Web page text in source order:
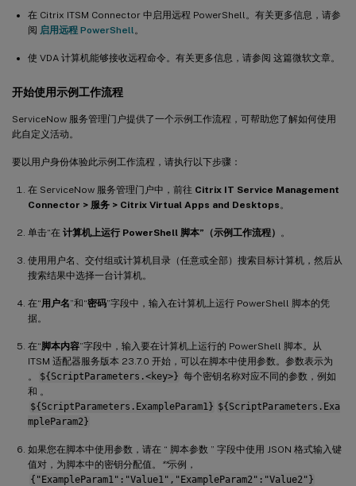
在 Citrix ITSM Connector 中启用远程 PowerShell。有关更多信息，请参
阅 启用远程 PowerShell。
使 VDA 计算机能够接收远程命令。有关更多信息，请参阅 这篇微软文章。
开始使用示例工作流程
ServiceNow 服务管理门户提供了一个示例工作流程，可帮助您了解如何使用
此自定义活动。
要以用户身份体验此示例工作流程，请执行以下步骤：
在 ServiceNow 服务管理门户中，前往 Citrix IT Service Management
Connector > 服务 > Citrix Virtual Apps and Desktops。
单击“在 计算机上运行 PowerShell 脚本”（示例工作流程） 。
使用用户名、交付组或计算机目录（任意或全部）搜索目标计算机，然后从
搜索结果中选择一台计算机。
在“用户名”和“密码”字段中，输入在计算机上运行 PowerShell 脚本的凭
据。
在“脚本内容”字段中，输入要在计算机上运行的 PowerShell 脚本。从
ITSM 适配器服务版本 23.7.0 开始，可以在脚本中使用参数。参数表示为
。
${ScriptParameters.<key>} 每个密钥名称对应不同的参数，例如
和 。
${ScriptParameters.ExampleParam1} ${ScriptParameters.Exa
mpleParam2}
如果您在脚本中使用参数，请在 “ 脚本参数 ” 字段中使用 JSON 格式输入键
值对，为脚本中的密钥分配值。
**示例，
{"ExampleParam1":"Value1","ExampleParam2":"Value2"}